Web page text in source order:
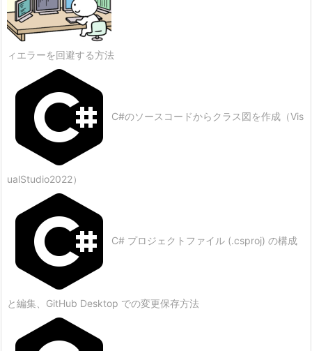
ィエラーを回避する方法
C#のソースコードからクラス図を作成（Vis
ualStudio2022）
C# プロジェクトファイル (.csproj) の構成
と編集、GitHub Desktop での変更保存方法